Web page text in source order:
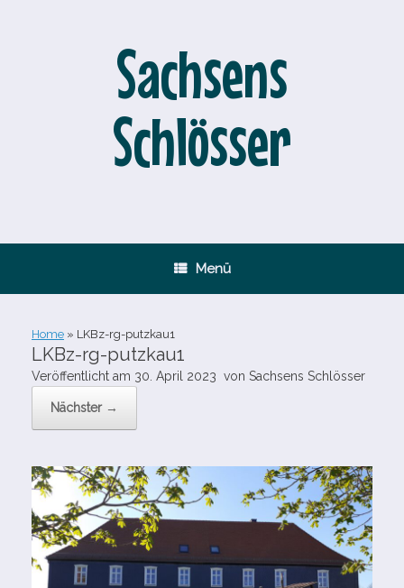
Sachsens
Schlösser
Menü
Home » LKBz-​rg-​putzkau1
LKBz-​rg-​putzkau1
Veröffentlicht am 30. April 2023 von Sachsens Schlösser
Nächster →